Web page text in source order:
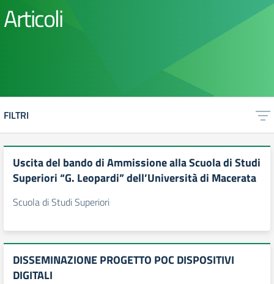
Articoli
FILTRI
Uscita del bando di Ammissione alla Scuola di Studi
Superiori “G. Leopardi” dell’Università di Macerata
Scuola di Studi Superiori
DISSEMINAZIONE PROGETTO POC DISPOSITIVI
DIGITALI